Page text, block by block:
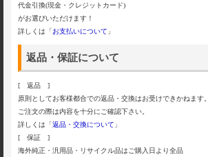
代金引換(現金・クレジットカード)
がお選びいただけます！
詳しくは「お支払いについて 」
返品・保証について
[ 返品 ]
原則としてお客様都合での返品・交換はお受けできかねます。
ご注文の際は内容を十分にご確認下さい。
詳しくは「返品・交換について 」
[ 保証 ]
海外純正・汎用品・リサイクル品はご購入日より全品